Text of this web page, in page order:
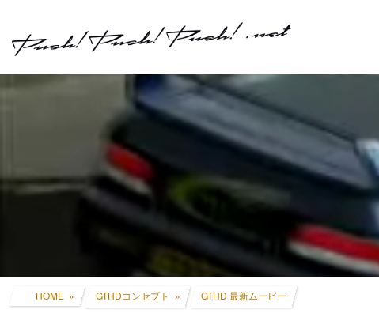
ツ
プ
シ
動
HOME GTHDコンセプト GTHD 最新ムービー